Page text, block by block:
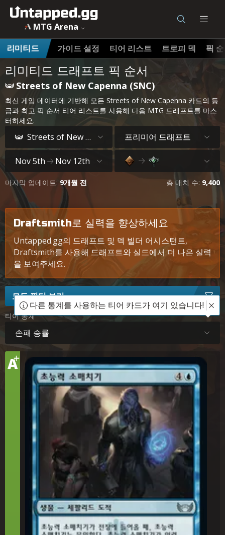
MTG Arena
리미티드
가이드 설정 티어 리스트 트로피 덱 픽
리미티드 드래프트 픽 순서
Streets of New Capenna (SNC)
최신 게임 데이터에 기반해 모든 Streets of New Capenna 카드의 등
급과 최고 픽 순서 티어 리스트를 사용해 다음 MTG 드래프트를 마스
터하세요.
Streets of New Capenna 프리미어 드래프트
Nov 5th Nov 12th
마지막 업데이트: 9개월 전 총 매치 수: 9,400
Draftsmith로 실력을 향상하세요
Untapped.gg의 드래프트 및 덱 빌더 어시스턴트,
Draftsmith를 사용해 드래프트와 실드에서 더 나은 실력
을 보여주세요.
모든 필터 보기
티어 통계
손패 승률
다른 통계를 사용하는 티어 카드가 여기 있습니다!
티
어
A
+
초능력 소매치기